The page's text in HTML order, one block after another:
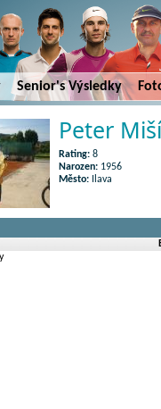
Senior's Výsledky
Peter
Rating: 8
Narozen: 1956
Město: Ilava